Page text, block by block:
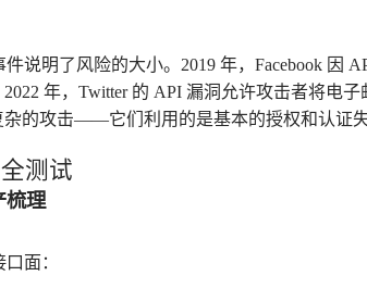
说明了风险的大小。2019 年，Facebook 因
年，Twitter 的 API 漏洞允许攻击者将电
杂的攻击——它们利用的是基本的授权和认证失
测试
梳理
面：